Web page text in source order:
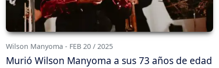
Wilson Manyoma - FEB 20 / 2025
Murió Wilson Manyoma a sus 73 años de edad